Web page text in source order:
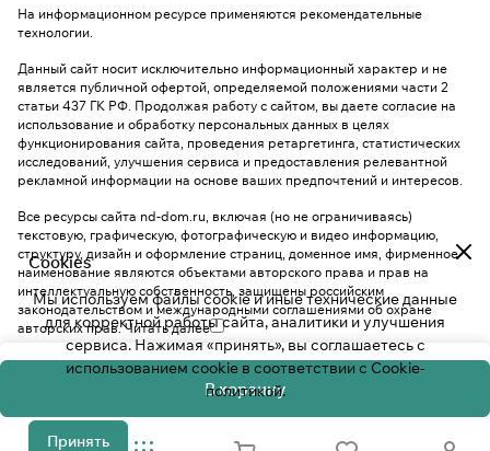
В корзину
Cookies
Мы используем файлы cookie и иные технические данные
для корректной работы сайта, аналитики и улучшения
сервиса. Нажимая «принять», вы соглашаетесь с
использованием cookie в соответствии с Cookie-
политикой.
Принять
На информационном ресурсе применяются рекомендательные
технологии.
Данный сайт носит исключительно информационный характер и не
является публичной офертой, определяемой положениями части 2
статьи 437 ГК РФ. Продолжая работу с сайтом, вы даете согласие на
использование и обработку персональных данных в целях
функционирования сайта, проведения ретаргетинга, статистических
исследований, улучшения сервиса и предоставления релевантной
рекламной информации на основе ваших предпочтений и интересов.
Все ресурсы сайта nd-dom.ru, включая (но не ограничиваясь)
текстовую, графическую, фотографическую и видео информацию,
структуру, дизайн и оформление страниц, доменное имя, фирменное
наименование являются объектами авторского права и прав на
интеллектуальную собственность, защищены российским
законодательством и международными соглашениями об охране
авторских прав.Читать далее